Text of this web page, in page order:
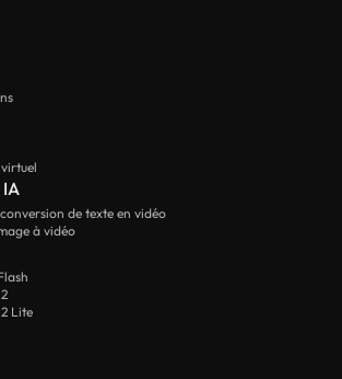
de texte en vidéo
à vidéo
Lite